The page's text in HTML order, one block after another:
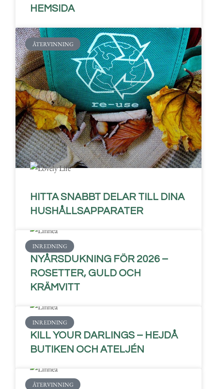
HEMSIDA
ÅTERVINNING
HITTA SNABBT DELAR TILL DINA
HUSHÅLLSAPPARATER
INREDNING
NYÅRSDUKNING FÖR 2026 –
ROSETTER, GULD OCH
KRÄMVITT
INREDNING
KILL YOUR DARLINGS – HEJDÅ
BUTIKEN OCH ATELJÉN
ÅTERVINNING